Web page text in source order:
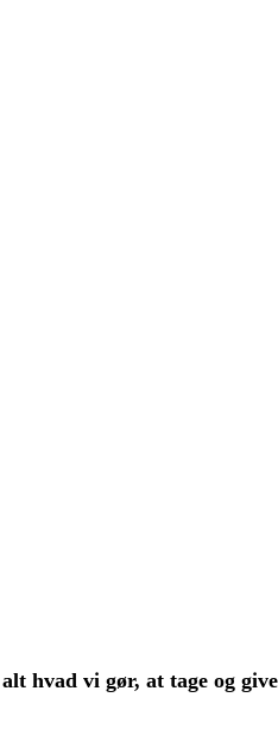
hvad vi gør, at tage og